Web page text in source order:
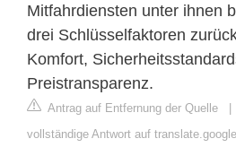
Mitfahrdiensten unter ihnen
drei Schlüsselfaktoren
Komfort,
Preistransparenz.
Antrag auf Entfernung der Quelle |
vollständige Antwort auf